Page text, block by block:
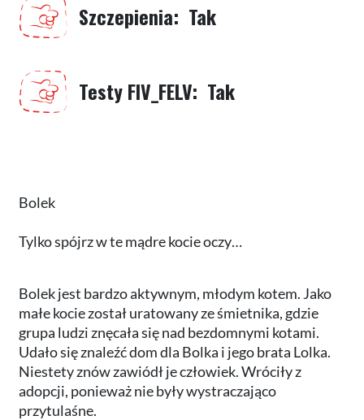
Szczepienia Tak
Testy FIV_FELV Tak
Bolek
Tylko spójrz w te mądre kocie oczy…
Bolek jest bardzo aktywnym, młodym kotem. Jako
małe kocie został uratowany ze śmietnika, gdzie
grupa ludzi znęcała się nad bezdomnymi kotami.
Udało się znaleźć dom dla Bolka i jego brata Lolka.
Niestety znów zawiódł je człowiek. Wróciły z
adopcji, ponieważ nie były wystraczająco
przytulaśne.